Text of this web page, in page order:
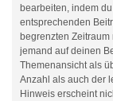
bearbeiten, indem
entsprechenden
begrenzten
jemand auf deinen
Themenansicht als
Anzahl als auch der
Hinweis erscheint